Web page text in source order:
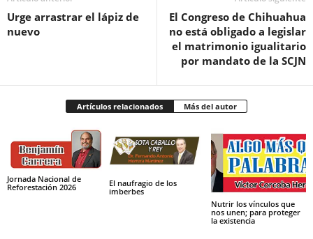
Urge arrastrar el lápiz de
nuevo
El Congreso de Chihuahua
no está obligado a legislar
el matrimonio igualitario
por mandato de la SCJN
Artículos relacionados Más del autor
Jornada Nacional de
Reforestación 2026
El naufragio de los
imberbes
Nutrir los vínculos que
nos unen; para proteger
la existencia